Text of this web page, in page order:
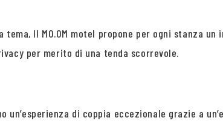
Il MO.OM motel propone per ogni stanza
per merito di una tenda scorrevole.
di coppia eccezionale grazie a